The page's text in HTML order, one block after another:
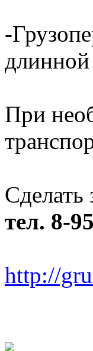
-
При
Сделать
тел. 8-
http://